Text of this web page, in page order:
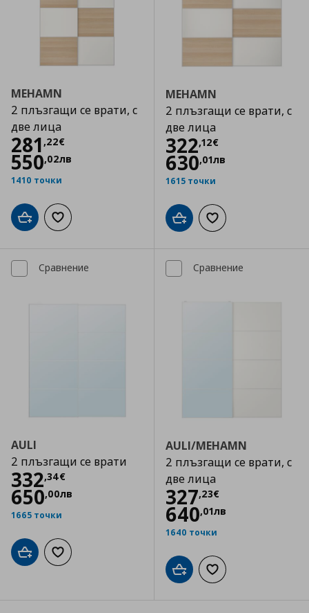
MEHAMN
2 плъзгащи се врати, с
две лица
281 ,22€
Цена
550,02лв
1410 точки
Добави в кошницата
Добави към списъка с любими
MEHAMN
2 плъзгащи се врати, с
две лица
322,12€
Цена
630,01лв
1615 точки
Добави в кошницата
Добави към
Сравнение
AULI
2 плъзгащи се врати
332,34€
Цена
650,00лв
1665 точки
Добави в кошницата
Добави към списъка с любими
Сравнение
AULI/MEHAMN
2 плъзгащи се врати, с
две лица
327,23€
Цена
640,01лв
1640 точки
Добави в кошницата
Добави към